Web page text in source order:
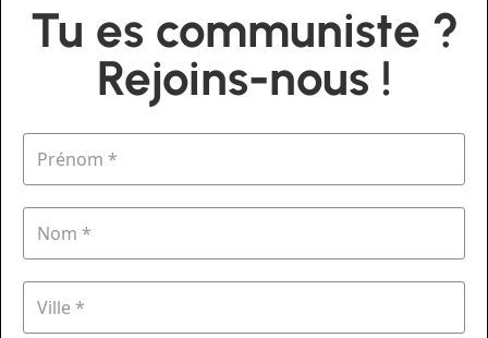
Tu es communiste ?
Rejoins-nous !